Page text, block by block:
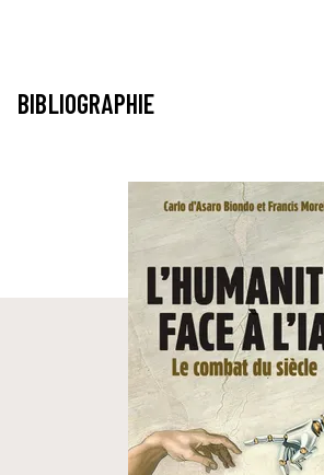
BIBLIOGRAPHIE